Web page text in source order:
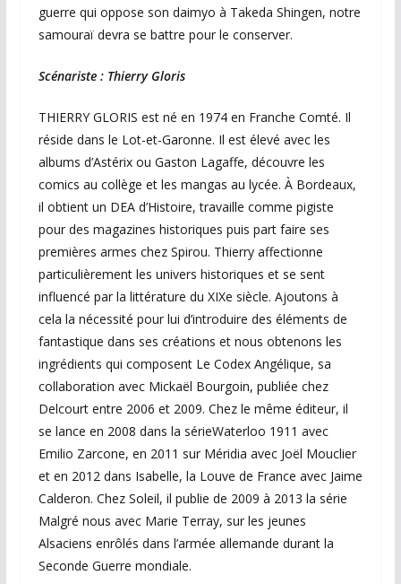
guerre qui oppose son daimyo à Takeda Shingen, notre
samouraï devra se battre pour le conserver.
Scénariste : Thierry Gloris
THIERRY GLORIS est né en 1974 en Franche Comté. Il
réside dans le Lot-et-Garonne. Il est élevé avec les
albums d’Astérix ou Gaston Lagaffe, découvre les
comics au collège et les mangas au lycée. À Bordeaux,
il obtient un DEA d’Histoire, travaille comme pigiste
pour des magazines historiques puis part faire ses
premières armes chez Spirou. Thierry affectionne
particulièrement les univers historiques et se sent
influencé par la littérature du XIXe siècle. Ajoutons à
cela la nécessité pour lui d’introduire des éléments de
fantastique dans ses créations et nous obtenons les
ingrédients qui composent Le Codex Angélique, sa
collaboration avec Mickaël Bourgoin, publiée chez
Delcourt entre 2006 et 2009. Chez le même éditeur, il
se lance en 2008 dans la sérieWaterloo 1911 avec
Emilio Zarcone, en 2011 sur Méridia avec Joël Mouclier
et en 2012 dans Isabelle, la Louve de France avec Jaime
Calderon. Chez Soleil, il publie de 2009 à 2013 la série
Malgré nous avec Marie Terray, sur les jeunes
Alsaciens enrôlés dans l’armée allemande durant la
Seconde Guerre mondiale.